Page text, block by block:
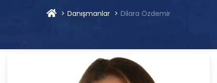
Danışmanlar Dilara Özdemir